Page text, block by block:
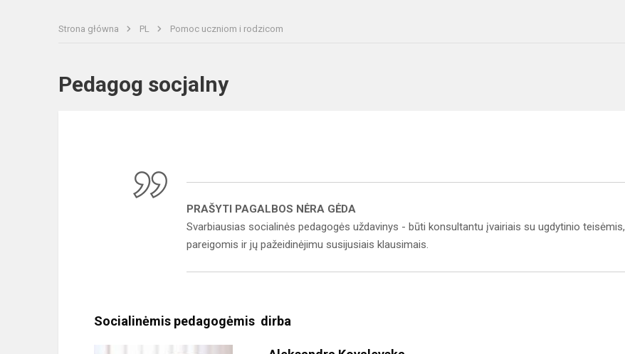
Strona główna PL Pomoc uczniom i rodzicom
Pedagog socjalny
PRAŠYTI PAGALBOS NĖRA GĖDA
Svarbiausias socialinės pedagogės uždavinys - būti konsultantu įvairiais su ugdytinio teisėmis,
pareigomis ir jų pažeidinėjimu susijusiais klausimais.
Socialinėmis pedagogėmis dirba